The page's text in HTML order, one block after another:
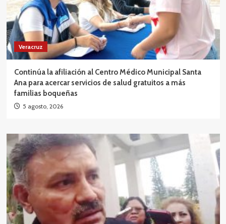
Veracruz
Continúa la afiliación al Centro Médico Municipal Santa
Ana para acercar servicios de salud gratuitos a más
familias boqueñas
5 agosto, 2026